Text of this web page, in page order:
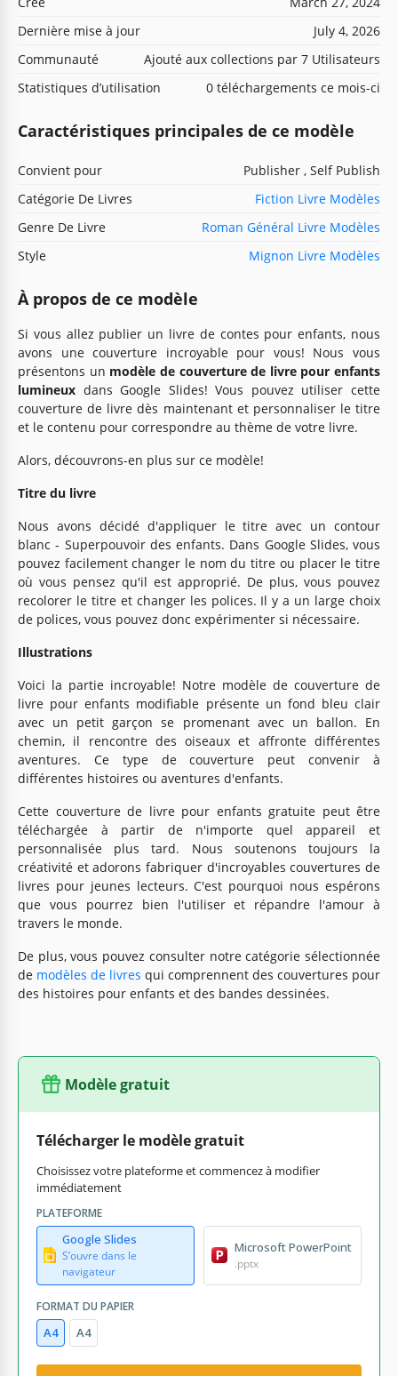
Dernière mise à jour
July 4, 2026
Communauté
Ajouté aux collections par 7 Utilisateurs
Statistiques d’utilisation
0 téléchargements ce mois-ci
Caractéristiques principales de ce modèle
Convient pour
Publisher , Self Publish
Catégorie De Livres
Fiction Livre Modèles
Genre De Livre
Roman Général Livre Modèles
Style
Mignon Livre Modèles
À propos de ce modèle
Si vous allez publier un livre de contes pour enfants, nous
avons une couverture incroyable pour vous! Nous vous
présentons un modèle de couverture de livre pour enfants
lumineux dans Google Slides! Vous pouvez utiliser cette
couverture de livre dès maintenant et personnaliser le titre
et le contenu pour correspondre au thème de votre livre.
Alors, découvrons-en plus sur ce modèle!
Titre du livre
Nous avons décidé d'appliquer le titre avec un contour
blanc - Superpouvoir des enfants. Dans Google Slides, vous
pouvez facilement changer le nom du titre ou placer le titre
où vous pensez qu'il est approprié. De plus, vous pouvez
recolorer le titre et changer les polices. Il y a un large choix
de polices, vous pouvez donc expérimenter si nécessaire.
Illustrations
Voici la partie incroyable! Notre modèle de couverture de
livre pour enfants modifiable présente un fond bleu clair
avec un petit garçon se promenant avec un ballon. En
chemin, il rencontre des oiseaux et affronte différentes
aventures. Ce type de couverture peut convenir à
différentes histoires ou aventures d'enfants.
Cette couverture de livre pour enfants gratuite peut être
téléchargée à partir de n'importe quel appareil et
personnalisée plus tard. Nous soutenons toujours la
créativité et adorons fabriquer d'incroyables couvertures de
livres pour jeunes lecteurs. C'est pourquoi nous espérons
que vous pourrez bien l'utiliser et répandre l'amour à
travers le monde.
De plus, vous pouvez consulter notre catégorie sélectionnée
de modèles de livres qui comprennent des couvertures pour
des histoires pour enfants et des bandes dessinées.
Modèle gratuit
Télécharger le modèle gratuit
Choisissez votre plateforme et commencez à modifier
immédiatement
PLATEFORME
Google Slides
S’ouvre dans le
navigateur
Microsoft PowerPoint
.pptx
FORMAT DU PAPIER
A4 A4